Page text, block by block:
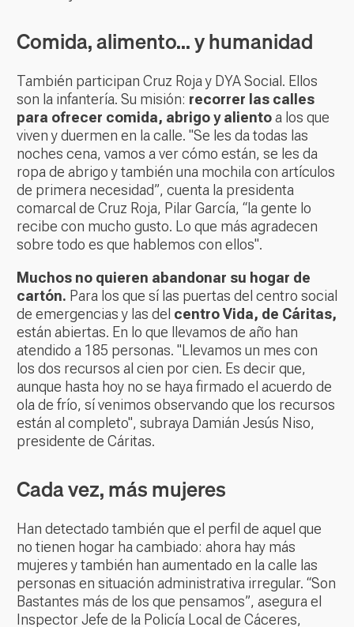
Comida, alimento... y humanidad
También participan Cruz Roja y DYA Social. Ellos
son la infantería. Su misión: recorrer las calles
para ofrecer comida, abrigo y alientoa los que
viven y duermen en la calle. "Se les da todas las
noches cena, vamos a ver cómo están, se les da
ropa de abrigo y también una mochila con artículos
de primera necesidad”, cuenta la presidenta
comarcal de Cruz Roja, Pilar García, “la gente lo
recibe con mucho gusto. Lo que más agradecen
sobre todo es que hablemos con ellos".
Muchos no quieren abandonar su hogar de
cartón. Para los que sí las puertas del centro social
de emergencias y las del centro Vida, de Cáritas,
están abiertas. En lo que llevamos de año han
atendido a 185 personas. "Llevamos un mes con
los dos recursos al cien por cien. Es decir que,
aunque hasta hoy no se haya firmado el acuerdo de
ola de frío, sí venimos observando que los recursos
están al completo", subraya Damián Jesús Niso,
presidente de Cáritas.
Cada vez, más mujeres
Han detectado también que el perfil de aquel que
no tienen hogar ha cambiado: ahora hay más
mujeres y también han aumentado en la calle las
personas en situación administrativa irregular. “Son
Bastantes más de los que pensamos”, asegura el
Inspector Jefe de la Policía Local de Cáceres,